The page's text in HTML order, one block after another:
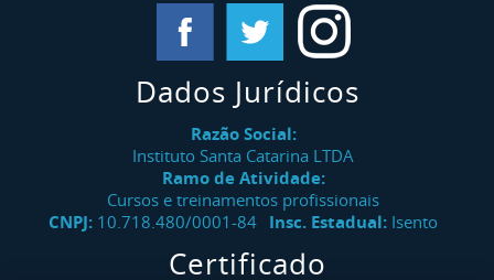
Dados Jurídicos
Razão Social:
Instituto Santa Catarina LTDA
Ramo de Atividade:
Cursos e treinamentos profissionais
CNPJ: 10.718.480/0001-84 Insc. Estadual: Isento
Certificado